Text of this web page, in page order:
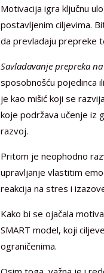
Motivacija igra ključnu
postavljenim ciljevima.
da prevladaju prepreke
Savladavanje prepreka
sposobnošću pojedinca
je kao mišić koji se
koje podržava učenje iz
razvoj.
Pritom je neophodno
upravljanje vlastitim
reakcija na stres i
Kako bi se ojačala
SMART model, koji
ograničenima.